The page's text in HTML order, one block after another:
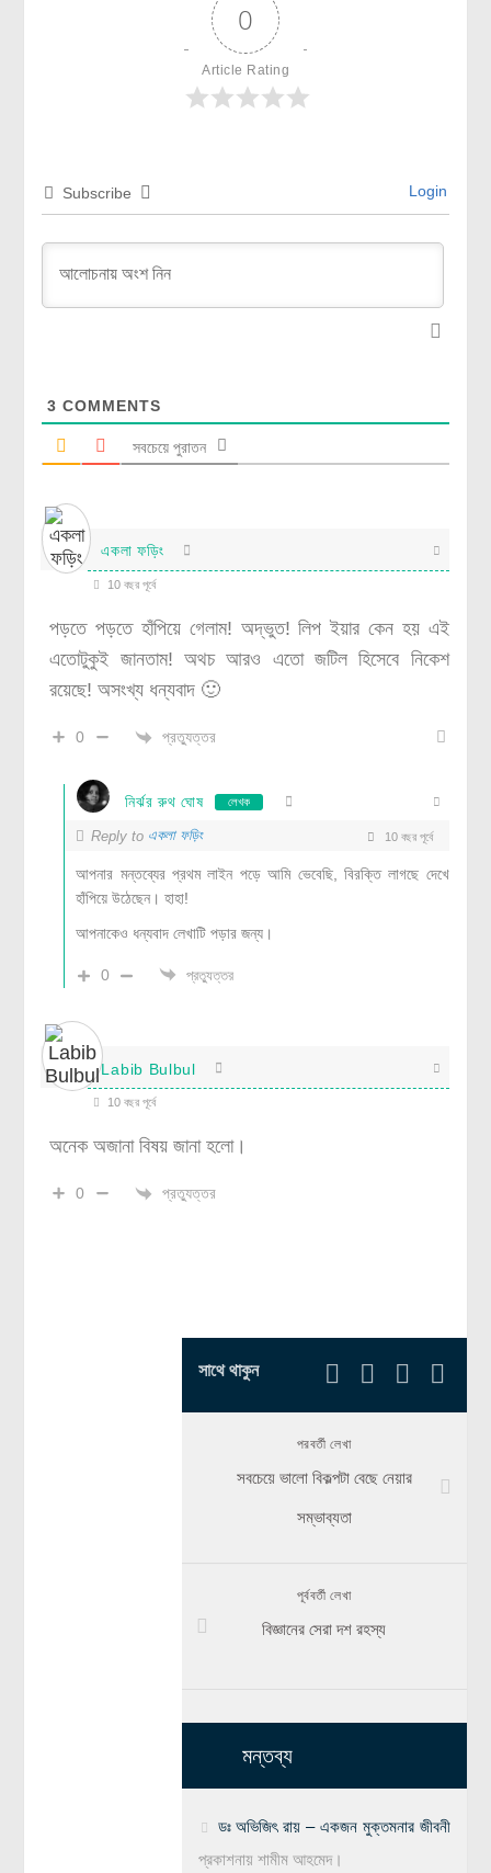
0
Article Rating
Subscribe Login
3 COMMENTS
সবচেয়ে পুরাতন
একলা ফড়িং
10 বছর পূর্বে
পড়তে পড়তে হাঁপিয়ে গেলাম! অদ্ভুত! লিপ ইয়ার কেন হয় এই
এতোটুকুই জানতাম! অথচ আরও এতো জটিল হিসেবে নিকেশ
রয়েছে! অসংখ্য ধন্যবাদ 🙂
0 প্রত্যুত্তর
নির্ঝর রুথ ঘোষ লেখক
Reply to একলা ফড়িং 10 বছর পূর্বে
আপনার মন্তব্যের প্রথম লাইন পড়ে আমি ভেবেছি, বিরক্তি লাগছে দেখে
হাঁপিয়ে উঠেছেন। হাহা!
আপনাকেও ধন্যবাদ লেখাটি পড়ার জন্য।
0 প্রত্যুত্তর
Labib Bulbul
10 বছর পূর্বে
অনেক অজানা বিষয় জানা হলো।
0 প্রত্যুত্তর
সাথে থাকুন
পরবর্তী লেখা
সবচেয়ে ভালো বিকল্পটা বেছে নেয়ার
সম্ভাব্যতা
পূর্ববর্তী লেখা
বিজ্ঞানের সেরা দশ রহস্য
মন্তব্য
ডঃ অভিজিৎ রায় – একজন মুক্তমনার জীবনী
প্রকাশনায় শামীম আহমেদ।